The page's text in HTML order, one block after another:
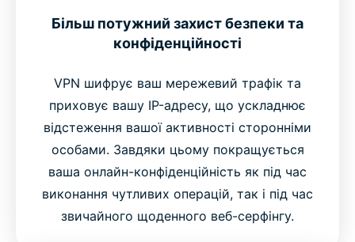
Більш потужний захист безпеки та
конфіденційності
VPN шифрує ваш мережевий трафік та
приховує вашу IP-адресу, що ускладнює
відстеження вашої активності сторонніми
особами. Завдяки цьому покращується
ваша онлайн-конфіденційність як під час
виконання чутливих операцій, так і під час
звичайного щоденного веб-серфінгу.